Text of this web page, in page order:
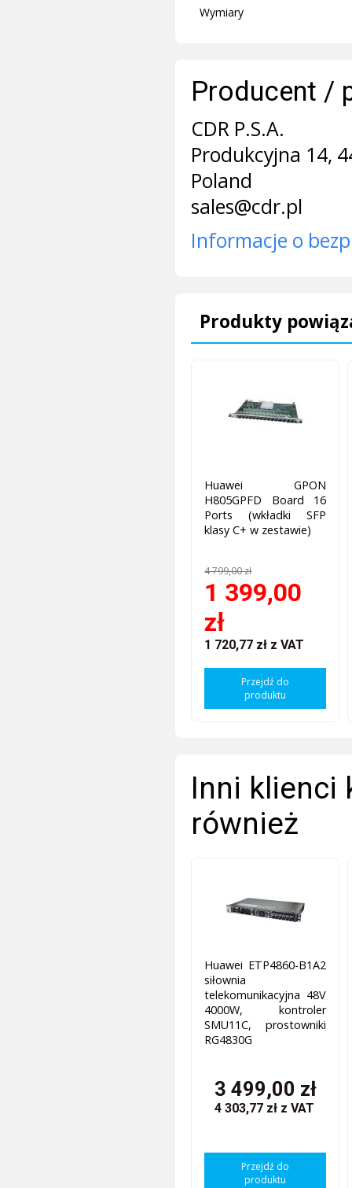
Wymiary
Producent /
CDR P.S.A.
Produkcyjna 14,
Poland
sales@cdr.pl
Informacje o
Produkty
Huawei GPON
H805GPFD Board 16
Ports (wkładki SFP
klasy C+ w zestawie)
4 799,00 zł
1 399,00
zł
1 720,77 zł z VAT
Przejdź do
produktu
Inni klienci
również
Huawei ETP4860-B1A2
siłownia
telekomunikacyjna 48V
4000W, kontroler
SMU11C, prostowniki
RG4830G
3 499,00 zł
4 303,77 zł z VAT
Przejdź do
produktu